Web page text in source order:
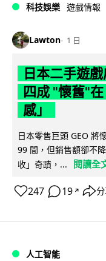
科技娛樂 遊戲情報
Lawton 1 日
日本二手遊
四成 "懷舊"
感」
日本零售巨頭 GEO 將
99 間，但銷售額卻不
收」奇蹟，...
閱讀全
247 19 ↗
人工智能